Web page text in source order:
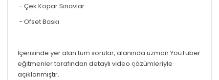
- Çek Kopar Sınavlar
- Ofset Baskı
İçerisinde yer alan tüm sorular, alanında uzman YouTuber
eğitmenler tarafından detaylı video çözümleriyle
açıklanmıştır.